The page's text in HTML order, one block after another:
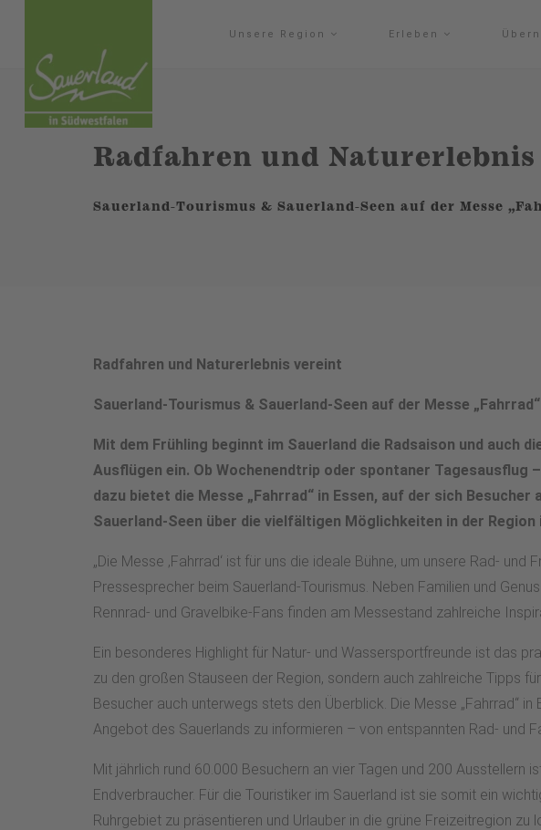
Unsere Region Erleben
Radfahren und
Sauerland-Tourismus & Sauerland-Seen auf der Messe
Radfahren und Naturerlebnis vereint
Sauerland-Tourismus & Sauerland-Seen auf der Messe
Mit dem Frühling beginnt im Sauerland die Radsaison und auch
Ausflügen ein. Ob Wochenendtrip oder spontaner
dazu bietet die Messe „Fahrrad“ in Essen, auf der sich
Sauerland-Seen über die vielfältigen Möglichkeiten in der
„Die Messe ‚Fahrrad‘ ist für uns die ideale Bühne, um unsere Rad-
Pressesprecher beim Sauerland-Tourismus. Neben Familien und
Rennrad- und Gravelbike-Fans finden am Messestand zahlreiche
Ein besonderes Highlight für Natur- und Wassersportfreunde ist das
zu den großen Stauseen der Region, sondern auch zahlreiche Tipps
Besucher auch unterwegs stets den Überblick. Die Messe „Fahrrad“
Angebot des Sauerlands zu informieren – von entspannten Rad- und
Mit jährlich rund 60.000 Besuchern an vier Tagen und 200 Ausstellern
Endverbraucher. Für die Touristiker im Sauerland ist sie somit ein
Ruhrgebiet zu präsentieren und Urlauber in die grüne Freizeitregion zu